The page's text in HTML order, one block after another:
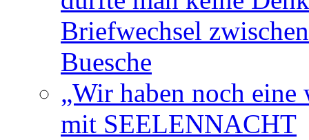
Briefwechsel
Buesche
„Wir haben noch
mit SEELENNACHT